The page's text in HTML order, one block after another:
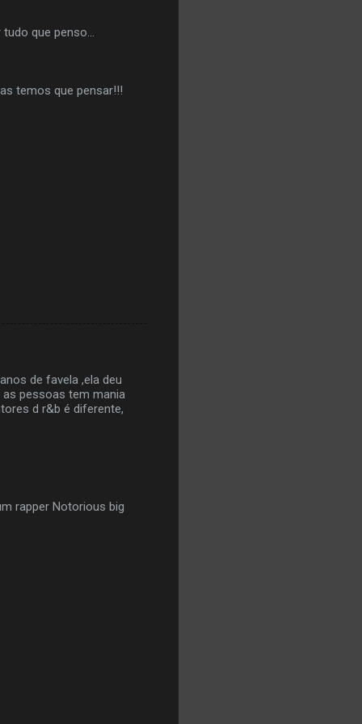
que penso...
temos que pensar!!!
de favela ,ela deu
pessoas tem mania
d r&b é diferente,
rapper Notorious big